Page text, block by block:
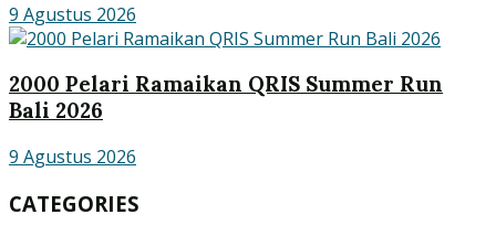
9 Agustus 2026
2000 Pelari Ramaikan QRIS Summer Run
Bali 2026
9 Agustus 2026
CATEGORIES